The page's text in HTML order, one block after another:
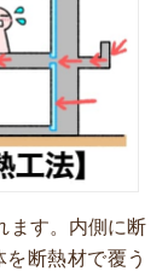
ます。内側に断
断熱材で覆う